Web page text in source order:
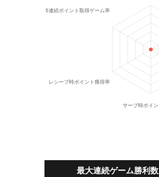
最大連続ゲーム勝利数